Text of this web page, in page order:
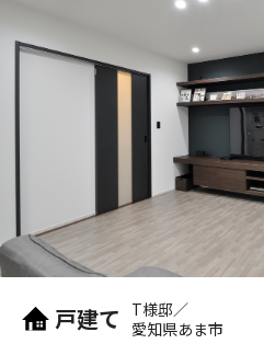
戸建て
T様邸／
愛知県あま市